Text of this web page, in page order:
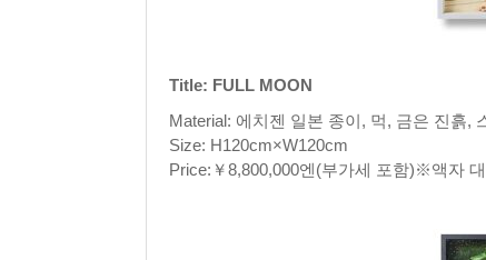
Title: FULL MOON
Material: 에치젠 일본 종이, 먹, 금은 진흙,
Size: H120cm×W120cm
Price:￥8,800,000엔(부가세 포함)※액자